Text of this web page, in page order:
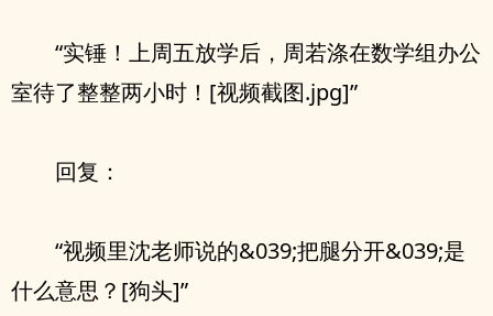
“实锤！上周五放学后，周若涤在数学组办公
室待了整整两小时！[视频截图.jpg]”
回复：
“视频里沈老师说的&039;把腿分开&039;是
什么意思？[狗头]”